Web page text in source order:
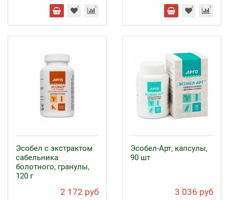
Эсобел с экстрактом
сабельника
болотного, гранулы,
120 г
2 172 руб
Эсобел-Арт, капсулы,
90 шт
3 036 руб